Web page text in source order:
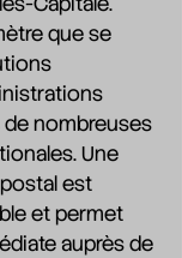
que se
nombreuses
Une
est
et permet
auprès de